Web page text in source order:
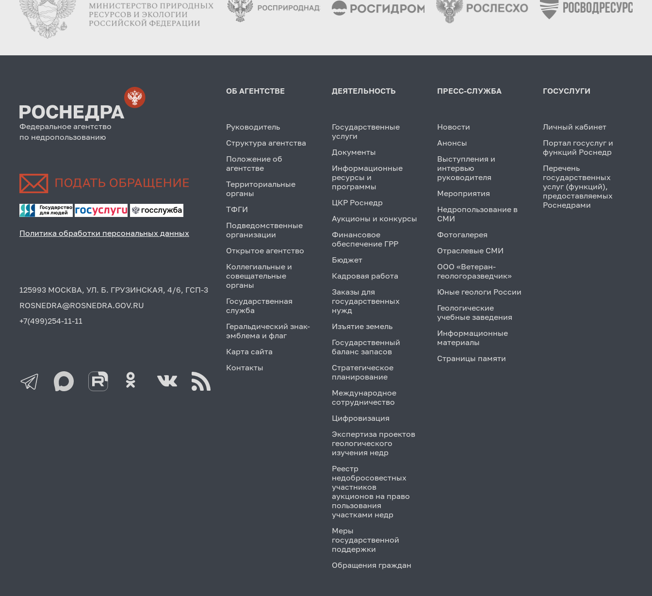
Федеральное агентство
по недропользованию
Политика обработки персональных данных
125993 МОСКВА, УЛ. Б. ГРУЗИНСКАЯ, 4/6, ГСП-3
ROSNEDRA@ROSNEDRA.GOV.RU
+7(499)254-11-11
ОБ АГЕНТСТВЕ
Руководитель
Структура агентства
Положение об
агентстве
Территориальные
органы
ТФГИ
Подведомственные
организации
Открытое агентство
Коллегиальные и
совещательные
органы
Государственная
служба
Геральдический знак-
эмблема и флаг
Карта сайта
Контакты
ДЕЯТЕЛЬНОСТЬ
Государственные
услуги
Документы
Информационные
ресурсы и
программы
ЦКР Роснедр
Аукционы и конкурсы
Финансовое
обеспечение ГРР
Бюджет
Кадровая работа
Заказы для
государственных
нужд
Изъятие земель
Государственный
баланс запасов
Стратегическое
планирование
Международное
сотрудничество
Цифровизация
Экспертиза проектов
геологического
изучения недр
Реестр
недобросовестных
участников
аукционов на право
пользования
участками недр
Меры
государственной
поддержки
Обращения граждан
ПРЕСС-СЛУЖБА
Новости
Анонсы
Выступления и
интервью
руководителя
Мероприятия
Недропользование в
СМИ
Фотогалерея
Отраслевые СМИ
ООО «Ветеран-
геологоразведчик»
Юные геологи России
Геологические
учебные заведения
Информационные
материалы
Страницы памяти
ГОСУСЛУГИ
Личный кабинет
Портал госуслуг и
функций Роснедр
Перечень
государственных
услуг (функций),
предоставляемых
Роснедрами